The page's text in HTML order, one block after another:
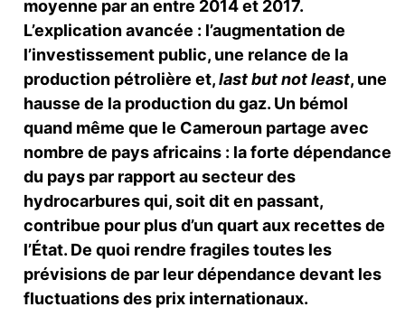
moyenne par an entre 2014 et 2017.
L’explication avancée : l’augmentation de
l’investissement public, une relance de la
production pétrolière et,last but not least, une
hausse de la production du gaz. Un bémol
quand même que le Cameroun partage avec
nombre de pays africains : la forte dépendance
du pays par rapport au secteur des
hydrocarbures qui, soit dit en passant,
contribue pour plus d’un quart aux recettes de
l’État. De quoi rendre fragiles toutes les
prévisions de par leur dépendance devant les
fluctuations des prix internationaux.